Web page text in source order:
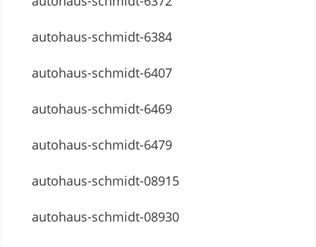
autohaus-schmidt-6384
autohaus-schmidt-6407
autohaus-schmidt-6469
autohaus-schmidt-6479
autohaus-schmidt-08915
autohaus-schmidt-08930